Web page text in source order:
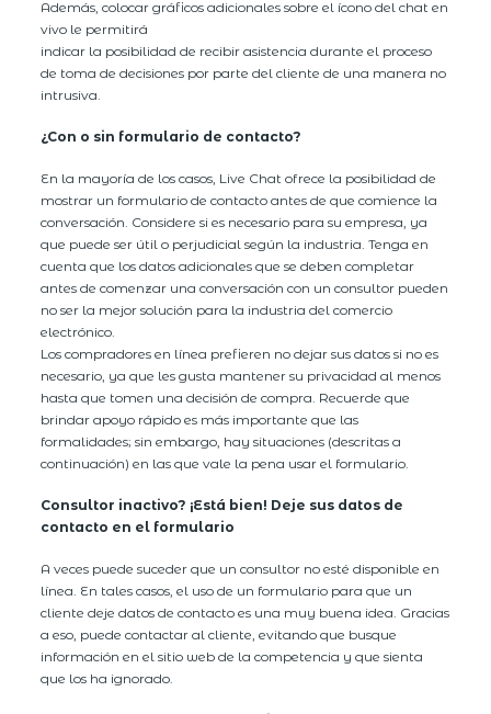
Además, colocar gráficos adicionales sobre el ícono del chat en
vivo le permitirá
indicar la posibilidad de recibir asistencia durante el proceso
de toma de decisiones por parte del cliente de una manera no
intrusiva.
¿Con o sin formulario de contacto?
En la mayoría de los casos, Live Chat ofrece la posibilidad de
mostrar un formulario de contacto antes de que comience la
conversación. Considere si es necesario para su empresa, ya
que puede ser útil o perjudicial según la industria. Tenga en
cuenta que los datos adicionales que se deben completar
antes de comenzar una conversación con un consultor pueden
no ser la mejor solución para la industria del comercio
electrónico.
Los compradores en línea prefieren no dejar sus datos si no es
necesario, ya que les gusta mantener su privacidad al menos
hasta que tomen una decisión de compra. Recuerde que
brindar apoyo rápido es más importante que las
formalidades; sin embargo, hay situaciones (descritas a
continuación) en las que vale la pena usar el formulario.
Consultor inactivo? ¡Está bien! Deje sus datos de
contacto en el formulario
A veces puede suceder que un consultor no esté disponible en
línea. En tales casos, el uso de un formulario para que un
cliente deje datos de contacto es una muy buena idea. Gracias
a eso, puede contactar al cliente, evitando que busque
información en el sitio web de la competencia y que sienta
que los ha ignorado.